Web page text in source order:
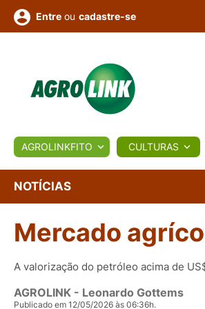
BIOLÓGICOS COTAÇÕES
Conversor Colunistas Eventos
Entre ou cadastre-se
AGROLINKFITO CULTURAS
NOTÍCIAS
Mercado
A valorização do petróleo acima de
AGROLINK - Leonardo Gottems
Publicado em 12/05/2026 às 06:36h.